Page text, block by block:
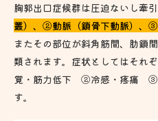
胸郭出口症候群は圧迫ないし牽
叢）、②動脈（鎖骨下動脈）、③
またその部位が斜角筋間、肋鎖
類されます。症状としてはそれ
覚・筋力低下 ②冷感・疼痛 ③
す。